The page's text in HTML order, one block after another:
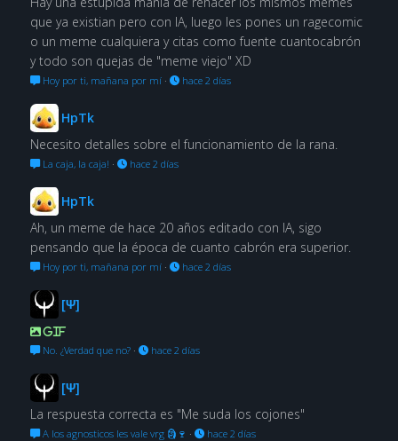
que ya existian pero con IA, luego les pones un ragecomic
o un meme cualquiera y citas como fuente cuantocabrón
y todo son quejas de "meme viejo" XD
Hoy por ti, mañana por mí· hace 2 días
HpTk
Necesito detalles sobre el funcionamiento de la rana.
La caja, la caja! · hace 2 días
HpTk
Ah, un meme de hace 20 años editado con IA, sigo
pensando que la época de cuanto cabrón era superior.
Hoy por ti, mañana por mí· hace 2 días
[Ψ]
GIF
No. ¿Verdad que no?· hace 2 días
[Ψ]
La respuesta correcta es "Me suda los cojones"
A los agnosticos les vale vrg 🗿🍷 · hace 2 días